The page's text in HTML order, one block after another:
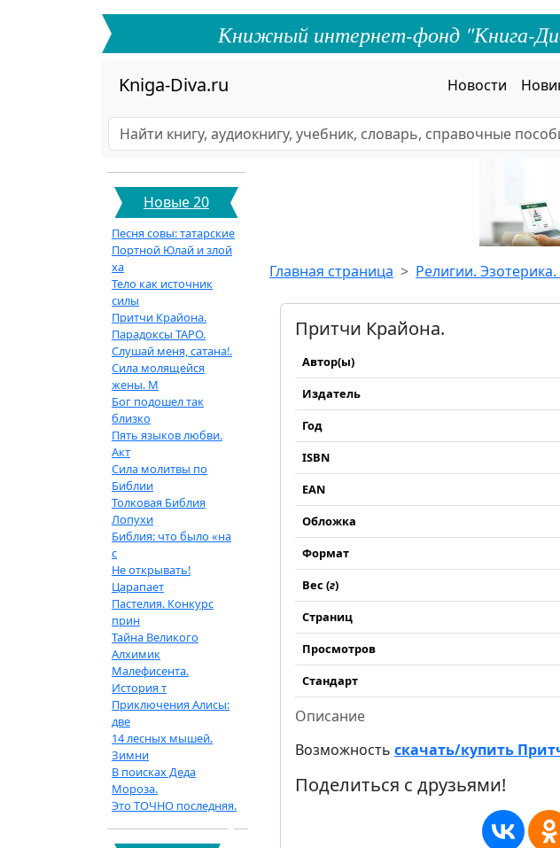
Книжный интернет-фонд "Книга-
Kniga-Diva.ru Новости
Новые 20
Песня совы: татарские
Портной Юлай и злой
ха
Тело как источник
силы
Притчи Крайона.
Парадоксы ТАРО.
Слушай меня, сатана!.
Сила молящейся
жены. М
Бог подошел так
близко
Пять языков любви.
Акт
Сила молитвы по
Библии
Толковая Библия
Лопухи
Библия: что было «на
с
Не открывать!
Царапает
Пастелия. Конкурс
прин
Тайна Великого
Алхимик
Малефисента.
История т
Приключения Алисы:
две
14 лесных мышей.
Зимни
В поисках Деда
Мороза.
Это ТОЧНО последняя.
Главная страница Религии.
Притчи Крайона.
Автор(ы)
Издатель
Год
ISBN
EAN
Обложка
Формат
Вес (г)
Страниц
Просмотров
Стандарт
Описание
Возможность скачать/купить
Поделиться с друзьями!